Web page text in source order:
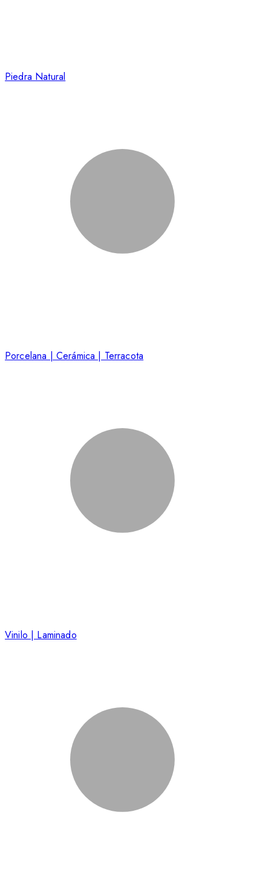
Piedra Natural
Porcelana | Cerámica | Terracota
Vinilo | Laminado